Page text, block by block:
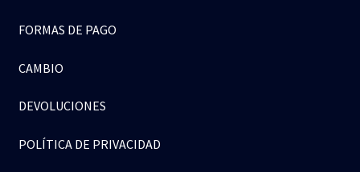
FORMAS DE PAGO
CAMBIO
DEVOLUCIONES
POLÍTICA DE PRIVACIDAD